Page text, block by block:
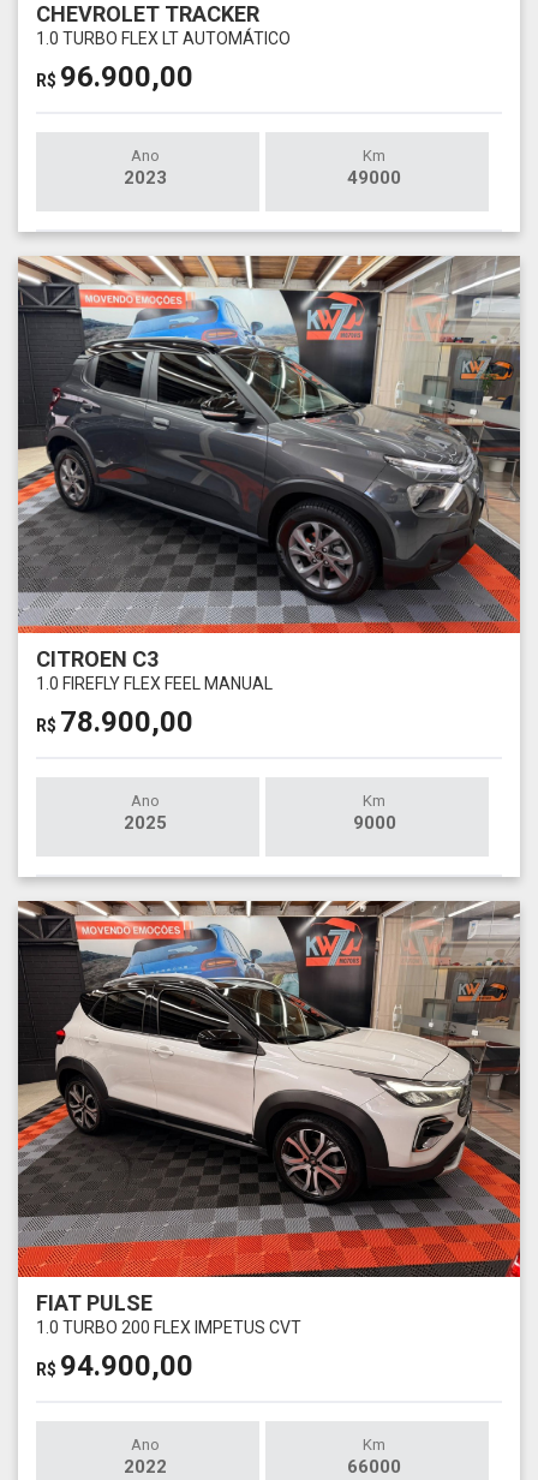
CHEVROLET TRACKER
1.0 TURBO FLEX LT AUTOMÁTICO
R$ 96.900,00
Ano
2023
Km
49000
CITROEN C3
1.0 FIREFLY FLEX FEEL MANUAL
R$ 78.900,00
Ano
2025
Km
9000
FIAT PULSE
1.0 TURBO 200 FLEX IMPETUS CVT
R$ 94.900,00
Ano
2022
Km
66000